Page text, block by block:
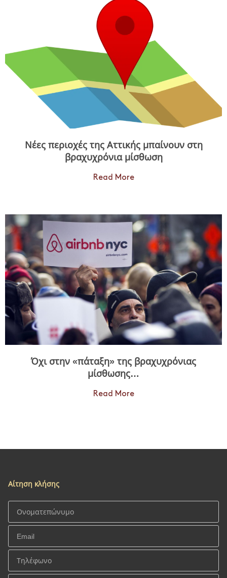
Νέες περιοχές της Αττικής μπαίνουν στη
βραχυχρόνια μίσθωση
Read More
Όχι στην «πάταξη» της βραχυχρόνιας
μίσθωσης…
Read More
Αίτηση κλήσης